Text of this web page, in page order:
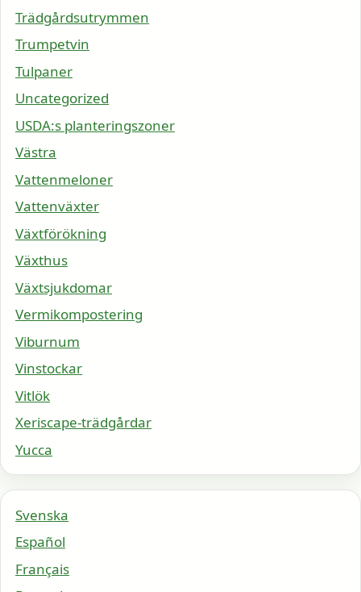
Trädgårdsutrymmen
Trumpetvin
Tulpaner
Uncategorized
USDA:s planteringszoner
Västra
Vattenmeloner
Vattenväxter
Växtförökning
Växthus
Växtsjukdomar
Vermikompostering
Viburnum
Vinstockar
Vitlök
Xeriscape-trädgårdar
Yucca
Svenska
Español
Français